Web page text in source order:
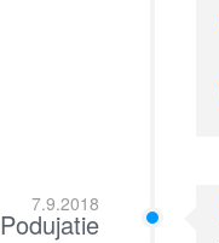
7.9.2018
Podujatie